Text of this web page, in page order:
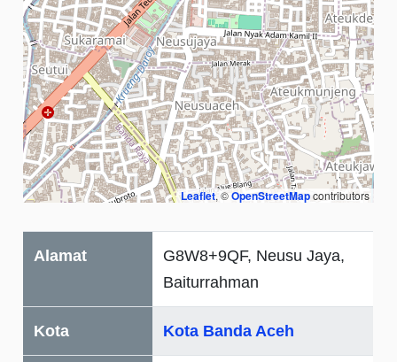
Leaflet, ©OpenStreetMapcontributors
Alamat
G8W8+9QF, Neusu Jaya,
Baiturrahman
Kota Kota Banda Aceh